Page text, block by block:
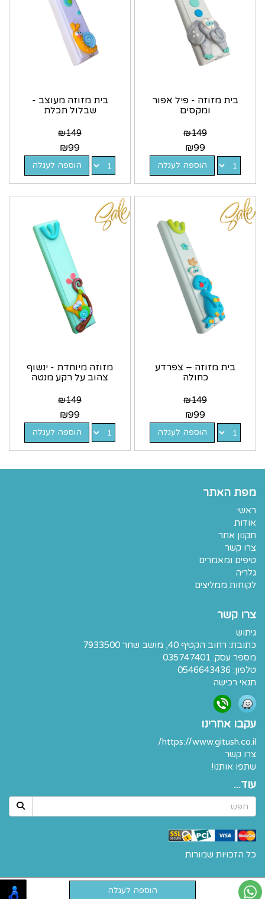
בית מזוזה - פיל אפור
ומקסים
₪149
₪99
הוספה לעגלה
בית מזוזה מעוצב -
שבלול תכלת
₪149
₪99
הוספה לעגלה
בית מזוזה – צפרדע
כחולה
₪149
₪99
הוספה לעגלה
מזוזה מיוחדת - ינשוף
צהוב על רקע מנטה
₪149
₪99
הוספה לעגלה
מפת האתר
ראשי
אודות
תקנון אתר
צרו קשר
טיפים ומאמרים
גלריה
לקוחות ממליצים
צרו קשר
גיתוש
כתובת: רחוב הקטיף 40, מושב שחר 7933500
מספר עסק: 035747401
טלפון: 0546643436
תנאי רכישה
עקבו אחרינו
https://www.gitush.co.il/
צרו קשר
שתפו אותנו!
עוד...
כל הזכויות שמורות